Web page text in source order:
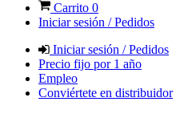
Carrito 0
Iniciar sesión / Pedidos
Iniciar sesión / Pedidos
Precio fijo por 1 año
Empleo
Conviértete en distribuidor